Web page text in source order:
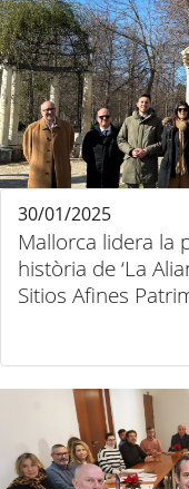
Mallorca lidera la
història de ‘La
Sitios Afines
30/01/2025